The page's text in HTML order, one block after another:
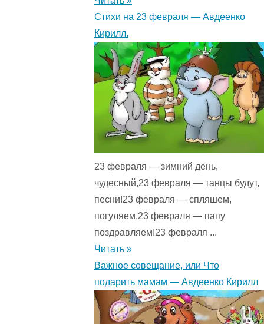
Стихи на 23 февраля — Авдеенко
Кирилл.
23 февраля — зимний день,
чудесный,23 февраля — танцы будут,
песни!23 февраля — спляшем,
погуляем,23 февраля — папу
поздравляем!23 февраля ...
Читать »
Важное совещание, или Что
подарить мамам — Авдеенко Кирилл